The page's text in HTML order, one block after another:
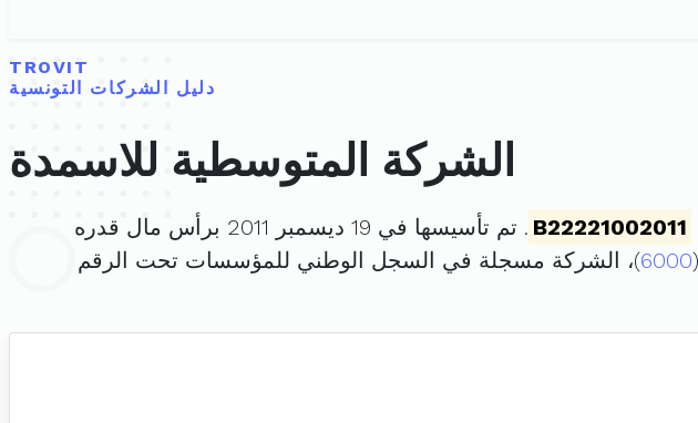
TROVIT
دليل الشركات التونسية
الشركة المتوسطية للاسمدة
B22221002011 . تم تأسيسها في 19 ديسمبر 2011 برأس مال قدره
6000)، الشركة مسجلة في السجل الوطني للمؤسسات تحت الرقم